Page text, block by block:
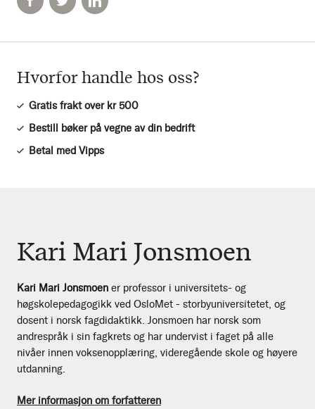
Hvorfor handle hos oss?
Gratis frakt over kr 500
Bestill bøker på vegne av din bedrift
Betal med Vipps
Kari Mari Jonsmoen
Kari Mari Jonsmoen er professor i universitets- og
høgskolepedagogikk ved OsloMet - storbyuniversitetet, og
dosent i norsk fagdidaktikk. Jonsmoen har norsk som
andrespråk i sin fagkrets og har undervist i faget på alle
nivåer innen voksenopplæring, videregående skole og høyere
utdanning.
Mer informasjon om forfatteren